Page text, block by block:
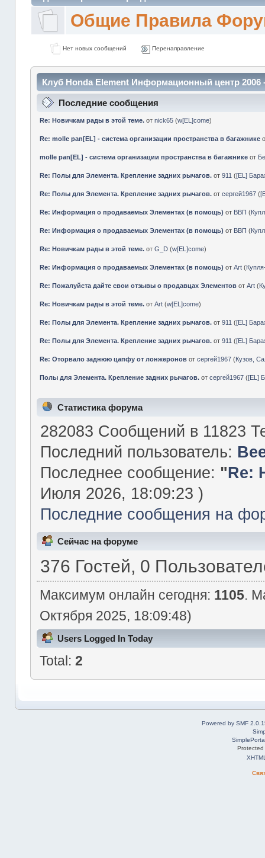
Общие Правила
Нет новых сообщений Перенаправление
Клуб Honda Element Информационный центр
Последние сообщения
Re: Новичкам рады в этой теме. отnick65 (w[EL]come)
Re: molle pan[EL] - система организации пространства в багажнике
molle pan[EL] - система организации пространства в багажнике от
Re: Полы для Элемента. Крепление задних рычагов. от911 ([EL]
Re: Полы для Элемента. Крепление задних рычагов. отсергей1967 (
Re: Информация о продаваемых Элементах (в помощь) от ВВП (
Re: Информация о продаваемых Элементах (в помощь) от ВВП (
Re: Новичкам рады в этой теме. отG_D (w[EL]come)
Re: Информация о продаваемых Элементах (в помощь) отArt (
Re: Пожалуйста дайте свои отзывы о продавцах Элементов отArt (
Re: Новичкам рады в этой теме. отArt (w[EL]come)
Re: Полы для Элемента. Крепление задних рычагов. от911 ([EL]
Re: Полы для Элемента. Крепление задних рычагов. от911 ([EL]
Re: Оторвало заднюю цапфу от лонжеронов отсергей1967 (Кузов,
Полы для Элемента. Крепление задних рычагов. отсергей1967 ([EL]
Статистика форума
282083 Сообщений в 11823
Последний пользователь:
Последнее сообщение: "Re:
Июля 2026, 18:09:23 )
Последние сообщения на
Сейчас на форуме
376 Гостей, 0
Максимум онлайн сегодня: 1105.
Октября 2025, 18:09:48)
Users Logged In Today
Total: 2
Powered by SMF